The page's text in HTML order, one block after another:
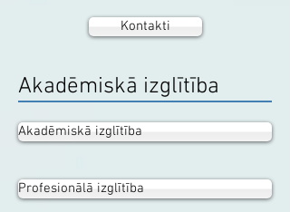
Akadēmiskā izglītība
Akadēmiskā izglītība
Profesionālā izglītība
Kontakti